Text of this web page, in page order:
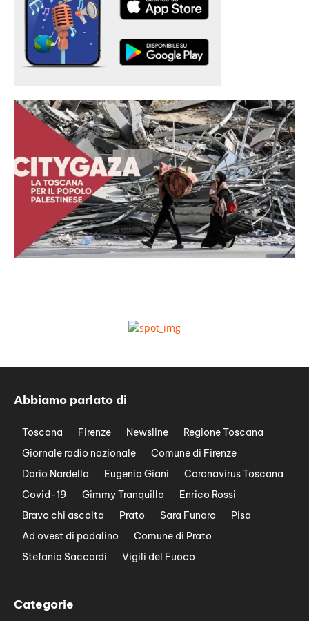
Abbiamo parlato di
Toscana Firenze Newsline
Regione Toscana
Giornale radio nazionale
Comune di Firenze
Dario Nardella
Eugenio Giani
Coronavirus Toscana
Covid-19
Gimmy Tranquillo
Enrico Rossi
Bravo chi ascolta
Prato Sara Funaro
Pisa
Ad ovest di padalino
Comune di Prato
Stefania Saccardi
Vigili del Fuoco
Categorie